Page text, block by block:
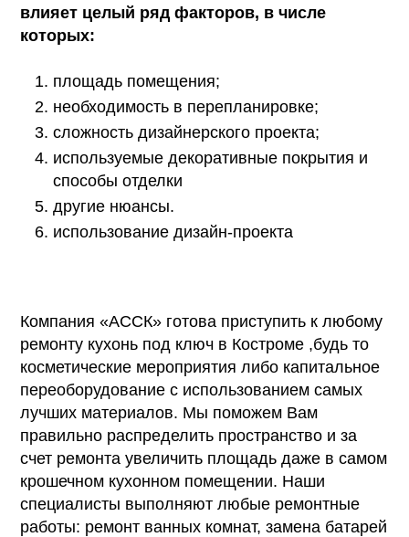
влияет целый ряд факторов, в числе
которых:
площадь помещения;
необходимость в перепланировке;
сложность дизайнерского проекта;
используемые декоративные покрытия и
способы отделки
другие нюансы.
использование дизайн-проекта
Компания «АССК» готова приступить к любому
ремонту кухонь под ключ в Костроме ,будь то
косметические мероприятия либо капитальное
переоборудование с использованием самых
лучших материалов. Мы поможем Вам
правильно распределить пространство и за
счет ремонта увеличить площадь даже в самом
крошечном кухонном помещении. Наши
специалисты выполняют любые ремонтные
работы: ремонт ванных комнат, замена батарей